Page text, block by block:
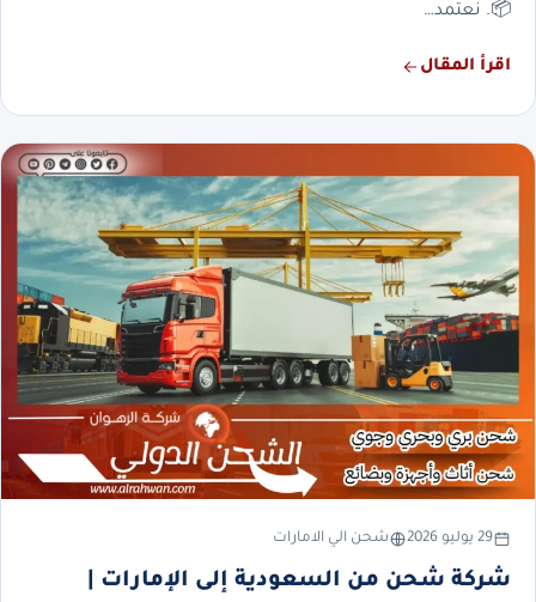
📦. نعتمد…
اقرأ المقال
29 يوليو 2026 شحن الي الامارات
شركة شحن من السعودية إلى الإمارات |